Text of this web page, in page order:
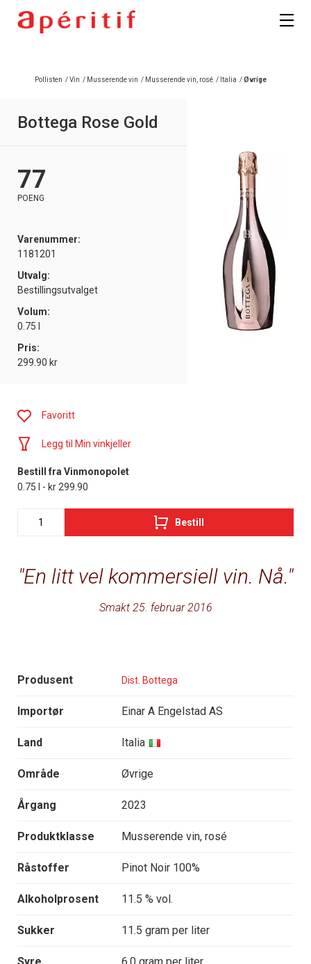
Pollisten /Vin / Musserende vin / Musserende vin, rosé / Italia /Øvrige
Bottega Rose Gold
77
POENG
Varenummer:
1181201
Utvalg:
Bestillingsutvalget
Volum:
0.75 l
Pris:
299.90 kr
En litt vel kommersiell vin. Nå.
Smakt 25. februar 2016
Produsent Dist. Bottega
Importør Einar A Engelstad AS
Land Italia
Område Øvrige
Årgang 2023
Produktklasse Musserende vin, rosé
Råstoffer Pinot Noir 100%
Alkoholprosent 11.5 % vol.
Sukker 11.5 gram per liter
Favoritt
Legg til Min vinkjeller
Bestill fra Vinmonopolet
0.75 l - kr 299.90
Bestill